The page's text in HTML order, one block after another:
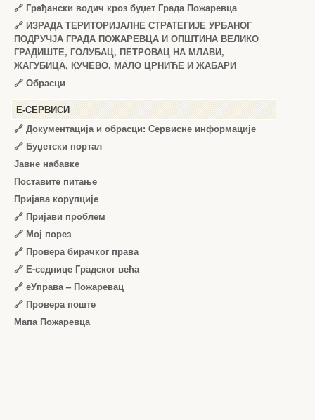
🔗 Грађански водич кроз буџет Града Пожаревца
🔗 ИЗРАДА ТЕРИТОРИЈАЛНЕ СТРАТЕГИЈЕ УРБАНОГ
ПОДРУЧЈА ГРАДА ПОЖАРЕВЦА И ОПШТИНА ВЕЛИКО
ГРАДИШТЕ, ГОЛУБАЦ, ПЕТРОВАЦ НА МЛАВИ,
ЖАГУБИЦА, КУЧЕВО, МАЛО ЦРНИЋЕ И ЖАБАРИ
🔗 Обрасци
Е-СЕРВИСИ
🔗 Документација и обрасци: Сервисне информације
🔗 Буџетски портал
Јавне набавке
Поставите питање
Пријава корупције
🔗 Пријави проблем
🔗 Мој порез
🔗 Провера бирачког права
🔗 Е-седнице Градског већа
🔗 еУправа – Пожаревац
🔗 Провера поште
Мапа Пожаревца